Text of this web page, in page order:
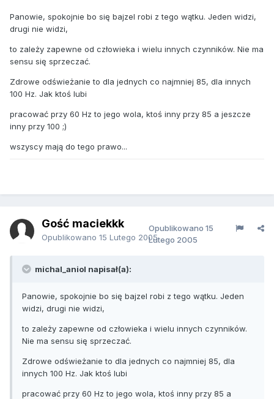
Panowie, spokojnie bo się bajzel robi z tego wątku. Jeden widzi,
drugi nie widzi,
to zależy zapewne od człowieka i wielu innych czynników. Nie ma
sensu się sprzeczać.
Zdrowe odświeżanie to dla jednych co najmniej 85, dla innych
100 Hz. Jak ktoś lubi
pracować przy 60 Hz to jego wola, ktoś inny przy 85 a jeszcze
inny przy 100 ;)
wszyscy mają do tego prawo...
Gość maciekkk
Opublikowano 15 Lutego 2005
Opublikowano 15
Lutego 2005
michal_aniol napisał(a):
Panowie, spokojnie bo się bajzel robi z tego wątku. Jeden
widzi, drugi nie widzi,
to zależy zapewne od człowieka i wielu innych czynników.
Nie ma sensu się sprzeczać.
Zdrowe odświeżanie to dla jednych co najmniej 85, dla
innych 100 Hz. Jak ktoś lubi
pracować przy 60 Hz to jego wola, ktoś inny przy 85 a